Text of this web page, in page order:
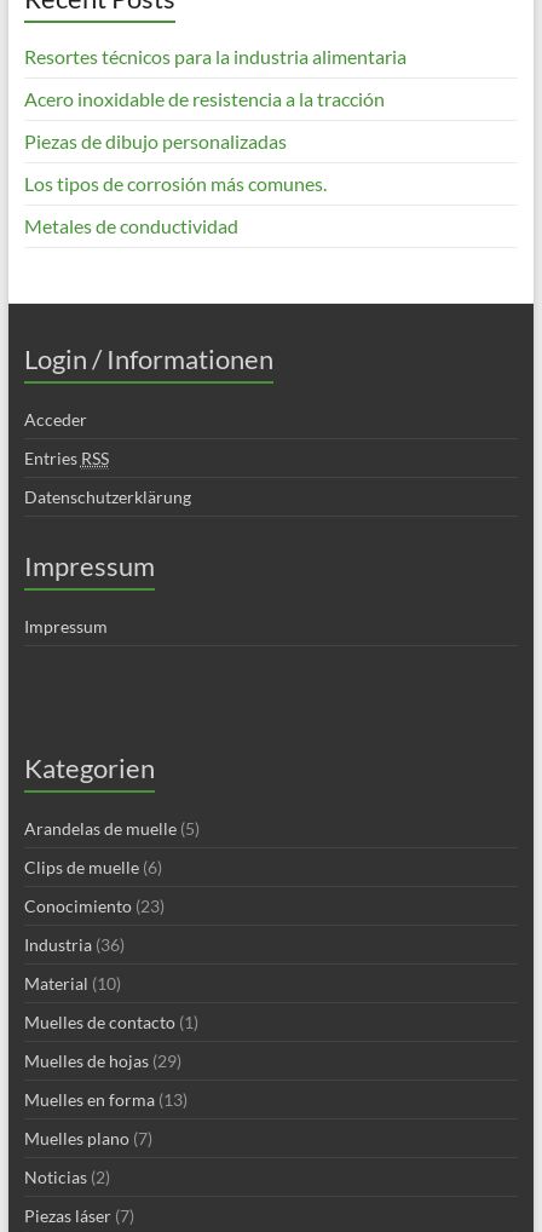
Resortes técnicos para la industria alimentaria
Acero inoxidable de resistencia a la tracción
Piezas de dibujo personalizadas
Los tipos de corrosión más comunes.
Metales de conductividad
Login / Informationen
Acceder
Entries RSS
Datenschutzerklärung
Impressum
Impressum
Kategorien
Arandelas de muelle(5)
Clips de muelle(6)
Conocimiento(23)
Industria(36)
Material (10)
Muelles de contacto(1)
Muelles de hojas(29)
Muelles en forma(13)
Muelles plano(7)
Noticias(2)
Piezas láser(7)